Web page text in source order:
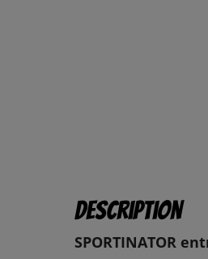
Description
SPORTINATOR